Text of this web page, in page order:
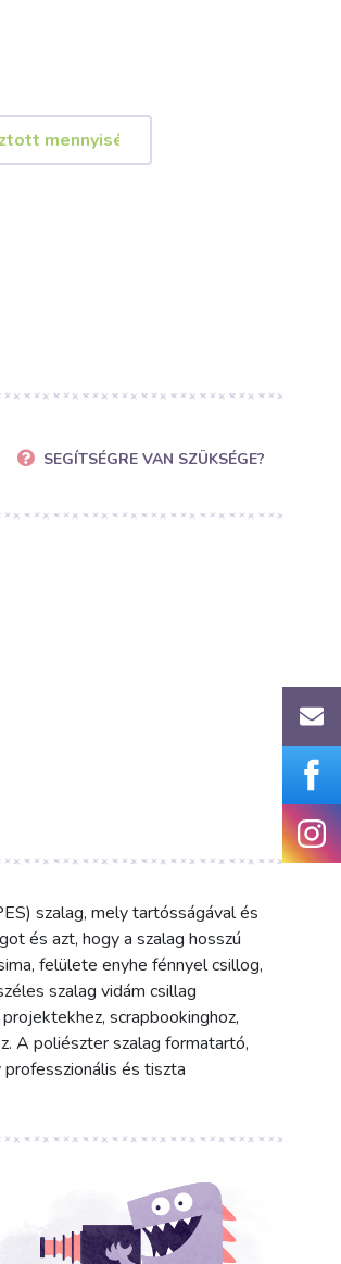
SEGÍTSÉGRE VAN SZÜKSÉGE?
szalag, mely tartósságával és
és azt, hogy a szalag hosszú
felülete enyhe fénnyel csillog,
szalag vidám csillag
scrapbookinghoz,
A poliészter szalag formatartó,
és tiszta